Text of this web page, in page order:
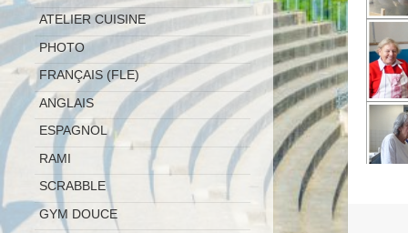
ATELIER CUISINE
PHOTO
FRANÇAIS (FLE)
ANGLAIS
ESPAGNOL
RAMI
SCRABBLE
GYM DOUCE